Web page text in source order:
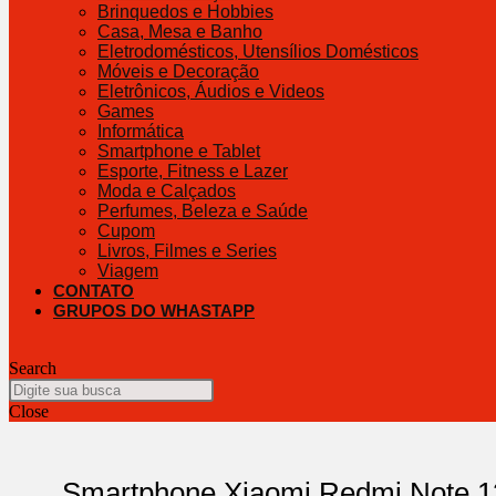
Brinquedos e Hobbies
Casa, Mesa e Banho
Eletrodomésticos, Utensílios Domésticos
Móveis e Decoração
Eletrônicos, Áudios e Videos
Games
Informática
Smartphone e Tablet
Esporte, Fitness e Lazer
Moda e Calçados
Perfumes, Beleza e Saúde
Cupom
Livros, Filmes e Series
Viagem
CONTATO
GRUPOS DO WHASTAPP
Search
Close